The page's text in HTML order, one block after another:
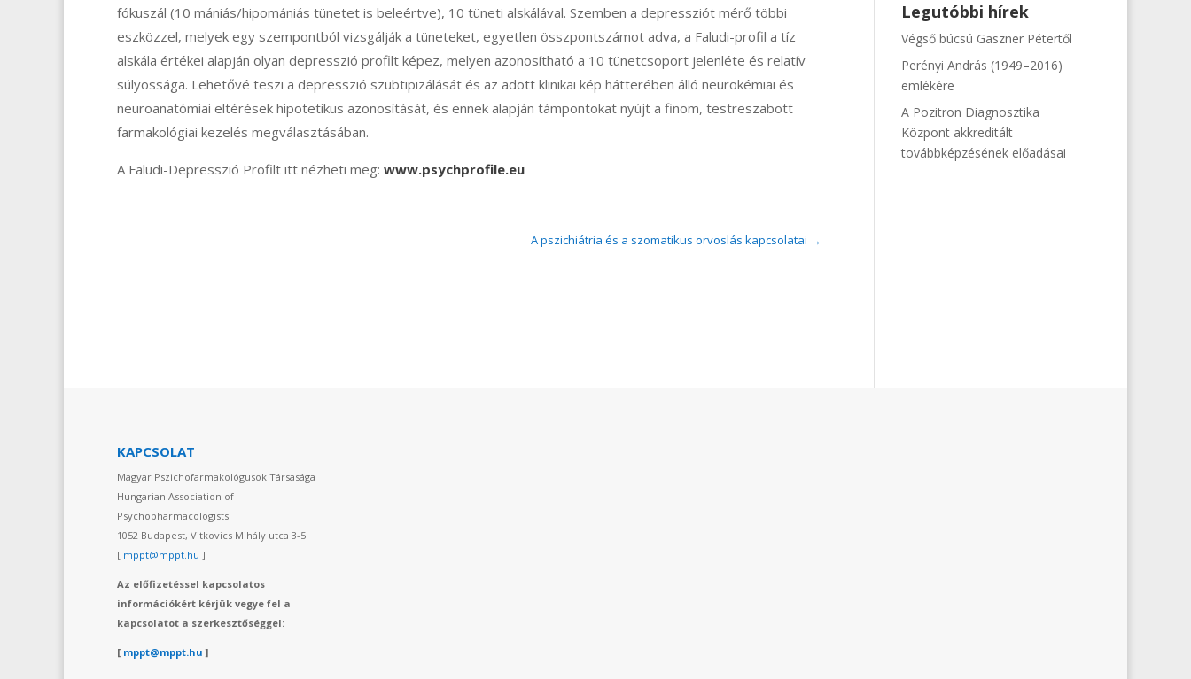
fókuszál (10 mániás/hipomániás tünetet is beleértve), 10 tüneti alskálával. Szemben a depressziót mérő többi
eszközzel, melyek egy szempontból vizsgálják a tüneteket, egyetlen összpontszámot adva, a Faludi-profil a tíz
alskála értékei alapján olyan depresszió profilt képez, melyen azonosítható a 10 tünetcsoport jelenléte és relatív
súlyossága. Lehetővé teszi a depresszió szubtipizálását és az adott klinikai kép hátterében álló neurokémiai és
neuroanatómiai eltérések hipotetikus azonosítását, és ennek alapján támpontokat nyújt a finom, testreszabott
farmakológiai kezelés megválasztásában.
A Faludi-Depresszió Profilt itt nézheti meg: www.psychprofile.eu
A pszichiátria és a szomatikus orvoslás kapcsolatai →
Legutóbbi hírek
Végső búcsú Gaszner Pétertől
Perényi András (1949–2016)
emlékére
A Pozitron Diagnosztika
Központ akkreditált
továbbképzésének előadásai
KAPCSOLAT
Magyar Pszichofarmakológusok Társasága
Hungarian Association of
Psychopharmacologists
1052 Budapest, Vitkovics Mihály utca 3-5.
[ mppt@mppt.hu ]
Az előfizetéssel kapcsolatos
információkért kérjük vegye fel a
kapcsolatot a szerkesztőséggel:
[ mppt@mppt.hu ]